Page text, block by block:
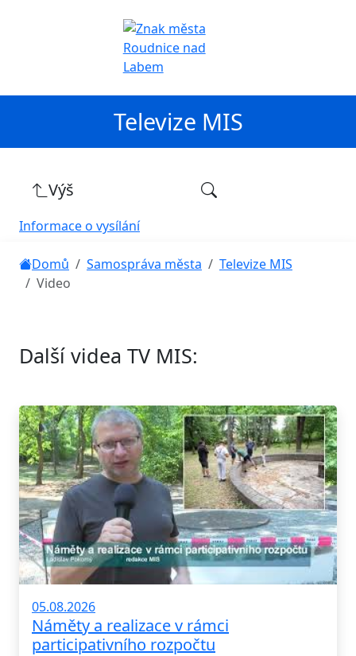
Televize MIS
Výš
Informace o vysílání
Domů Samospráva města
Televize MIS
Video
Další videa TV MIS:
05.08.2026
Náměty a realizace v rámci
participativního rozpočtu